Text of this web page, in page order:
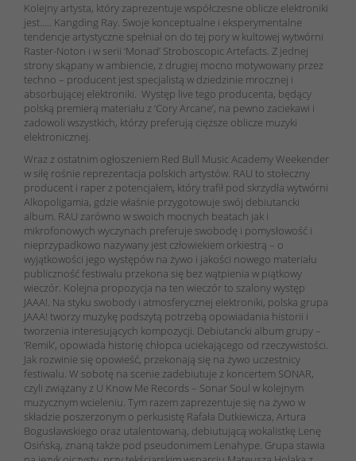
Kolejny artysta, który zaprezentuje współczesne oblicze elektroniki
jest….. Kangding Ray. Swoje konceptualne i eksperymentalne
tendencje artystyczne spełniał on do tej pory w kultowej wytwórni
Raster-Noton i w serii ‘Monad’ Stroboscopic Artefacts. Z jednej
strony skąpany w ambiencie, z drugiej mocno motywowany przez
techno – producent jest specjalistą w dziedzinie mrocznej i
absorbującej elektroniki. Występ live tego producenta, będący
polską premierą materiału z ‘Cory Arcane’, na pewno zaciekawi i
zadowoli wszystkich, którzy preferują cięższe oblicze muzyki
elektronicznej.
Wraz z ostatnim ogłoszeniem Red Bull Music Academy Weekender
w siłę rośnie reprezentacja polskich artystów. RAU to stołeczny
producent i raper z potencjałem, który trafił pod skrzydła wytwórni
Alkopoligamia, gdzie właśnie przygotowuje swój debiutancki
album. RAU zarówno w swoich mocnych beatach jak i
mikrofonowych wyczynach preferuje swobodę i pomysłowość i
nieprzypadkowo nazywany jest człowiekiem orkiestrą – o
wyjątkowości jego występów na żywo i jakości nowego materiału
publiczność festiwalu przekona się bez wątpienia w piątkowy
wieczór. Kolejna propozycja na ten wieczór to szalony występ
JAAA!. Na styku swobody i atmosferycznej elektroniki, polska grupa
JAAA! tworzy muzykę podszytą potrzebą opowiadania historii i
tworzenia interesujących kompozycji. Debiutancki album grupy –
‘Remik’, opowiada historię chłopca uciekającego od rzeczywistości.
Jak rozwinie się opowieść, przekonają się na żywo uczestnicy
festiwalu. W sobotę na scenie zadebiutuje z koncertem SONAR,
czyli związany z U Know Me Records – Sonar Soul w kolejnym
muzycznym wcieleniu. Tym razem zaprezentuje się na żywo w
składzie poszerzonym o perkusistę Rafała Dutkiewicza, Artura
Bogusławskiego oraz utalentowaną, debiutującą wokalistkę Lenę
Osińską, znaną także pod pseudonimem Lenahype. Grupa stawia